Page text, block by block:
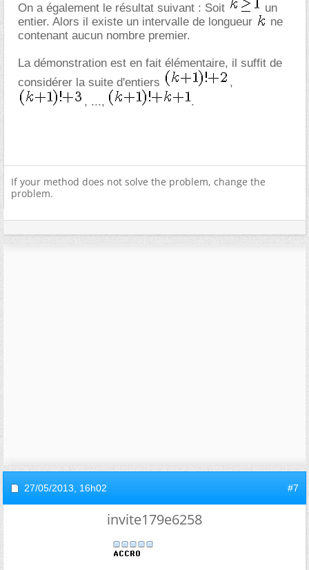
On a également le résultat suivant : Soit
un
entier. Alors il existe un intervalle de longueur
ne
contenant aucun nombre premier.
La démonstration est en fait élémentaire, il suffit de
considérer la suite d'entiers
,
, ...,
.
If your method does not solve the problem, change the
problem.
27/05/2013, 16h02 #7
invite179e6258